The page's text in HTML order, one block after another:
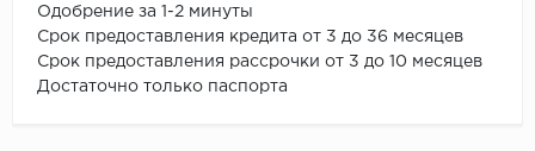
Одобрение за 1-2 минуты
Срок предоставления кредита от 3 до 36 месяцев
Срок предоставления рассрочки от 3 до 10 месяцев
Достаточно только паспорта